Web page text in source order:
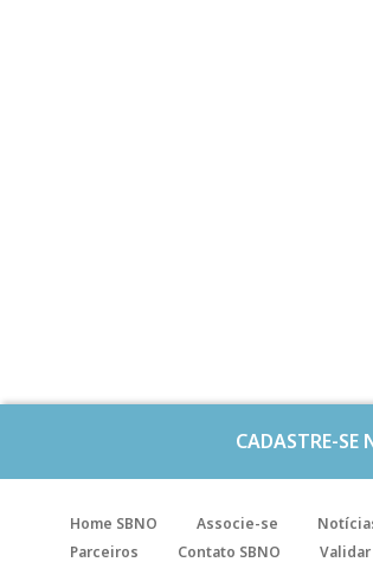
CADASTRE-SE
Home SBNO Associe-se
Parceiros
Contato SBNO